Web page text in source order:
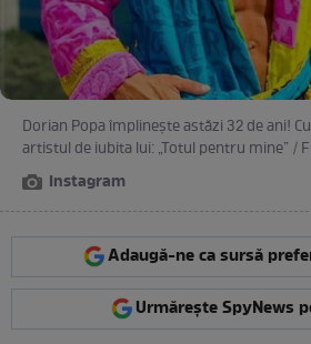
Dorian Popa împlinește astăzi 32 de ani!
artistul de iubita lui: „Totul pentru mine” /
Instagram
Adaugă-ne ca sursă
Urmărește SpyNews